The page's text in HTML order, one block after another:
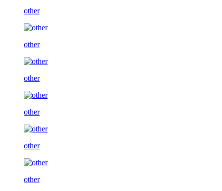
other
other
other
other
other
other